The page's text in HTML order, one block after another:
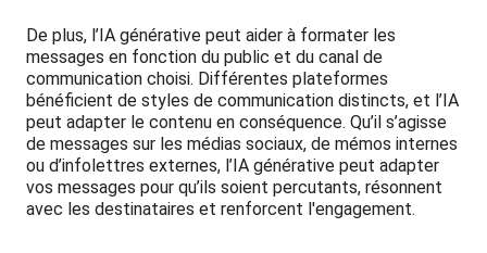
De plus, l’IA générative peut aider à formater les
messages en fonction du public et du canal de
communication choisi. Différentes plateformes
bénéficient de styles de communication distincts, et l’IA
peut adapter le contenu en conséquence. Qu’il s’agisse
de messages sur les médias sociaux, de mémos internes
ou d’infolettres externes, l’IA générative peut adapter
vos messages pour qu’ils soient percutants, résonnent
avec les destinataires et renforcent l'engagement.